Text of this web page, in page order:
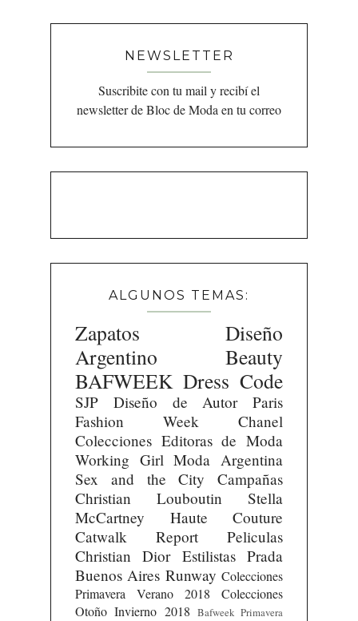
NEWSLETTER
Suscribite con tu mail y recibí el
newsletter de Bloc de Moda en tu correo
ALGUNOS TEMAS:
Zapatos
Diseño
Argentino
Beauty
BAFWEEK Dress Code
SJP Diseño de Autor
Paris
Fashion Week
Chanel
Colecciones Editoras de Moda
Working Girl Moda Argentina
Sex and the City
Campañas
Christian Louboutin
Stella
McCartney
Haute Couture
Catwalk Report
Peliculas
Christian Dior Estilistas Prada
Buenos Aires Runway Colecciones
Primavera Verano 2018
Colecciones
Otoño Invierno 2018 Bafweek Primavera